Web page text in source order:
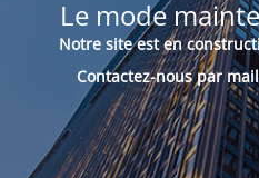
Le mode
Notre site est en
Contactez-nous par